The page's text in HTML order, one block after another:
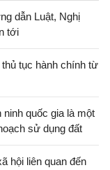
dẫn Luật, Nghị
tới
tục hành chính từ
quốc gia là một
sử dụng đất
hội liên quan đến